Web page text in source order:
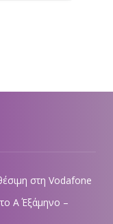
στη Vodafone
Α΄ Εξάμηνο –